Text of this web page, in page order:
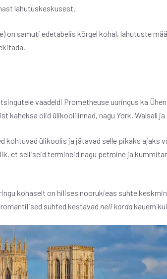
lahutuskeskusest.
on samuti edetabelis kõrgel kohal, lahutuste
vaadeldi Prometheuse uuringus ka
kaheksa olid ülikoolilinnad, nagu York, Walsall ja
kohtuvad ülikoolis ja jätavad selle pikaks ajaks
et selliseid termineid nagu petmine ja
kohaselt on hilises noorukieas suhte
suhted kestavad neli kordakauem